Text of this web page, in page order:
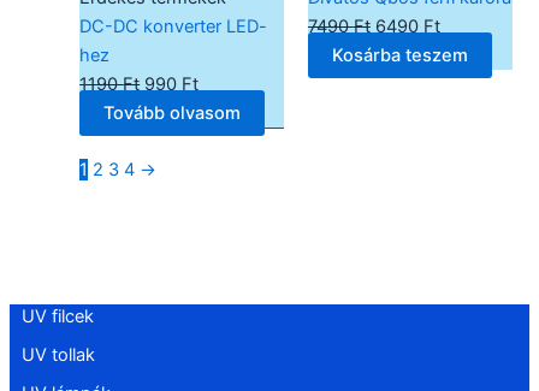
UV filcek
UV tollak
DC-DC konverter LED-
hez
1190Ft 990 Ft
Tovább olvasom
7490Ft 6490 Ft
Kosárba teszem
1 2 3 4 →